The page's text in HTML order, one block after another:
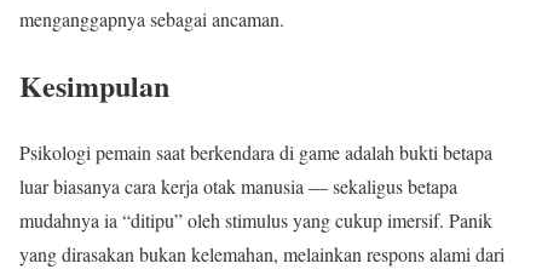
menganggapnya sebagai ancaman.
Kesimpulan
Psikologi pemain saat berkendara di game adalah bukti betapa
luar biasanya cara kerja otak manusia — sekaligus betapa
mudahnya ia “ditipu” oleh stimulus yang cukup imersif. Panik
yang dirasakan bukan kelemahan, melainkan respons alami dari